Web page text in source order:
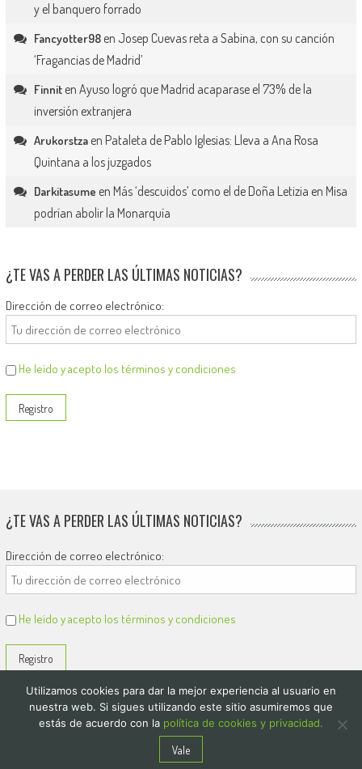
y el banquero forrado
Fancyotter98en Josep Cuevas reta a Sabina, con su canción
‘Fragancias de Madrid’
Finniten Ayuso logró que Madrid acaparase el 73% de la
inversión extranjera
Arukorstzaen Pataleta de Pablo Iglesias: Lleva a Ana Rosa
Quintana a los juzgados
Darkitasume en Más ‘descuidos’ como el de Doña Letizia en Misa
podrían abolir la Monarquía
¿TE VAS A PERDER LAS ÚLTIMAS NOTICIAS?
Dirección de correo electrónico:
He leído y acepto los términos y condiciones
¿TE VAS A PERDER LAS ÚLTIMAS NOTICIAS?
Dirección de correo electrónico:
He leído y acepto los términos y condiciones
El Diario de Colón
Politica de privacidad y cookies
Utilizamos cookies para dar la mejor experiencia al usuario en
nuestra web. Si sigues utilizando este sitio asumiremos que
estás de acuerdo con la política de cookies y privacidad.
Vale